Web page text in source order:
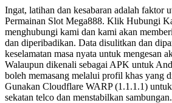
Ingat, latihan dan kesabaran adalah faktor
Permainan Slot Mega888. Klik Hubungi
menghubungi kami dan kami akan
dan diperibadikan. Data disulitkan dan
keselamatan masa nyata untuk mengesan
Walaupun dikenali sebagai APK untuk
boleh memasang melalui profil khas yang
Gunakan Cloudflare WARP (1.1.1.1)
sekatan telco dan menstabilkan sambungan.